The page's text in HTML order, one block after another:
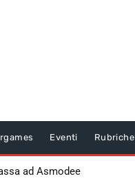
Eventi Rubriche
ad Asmodee